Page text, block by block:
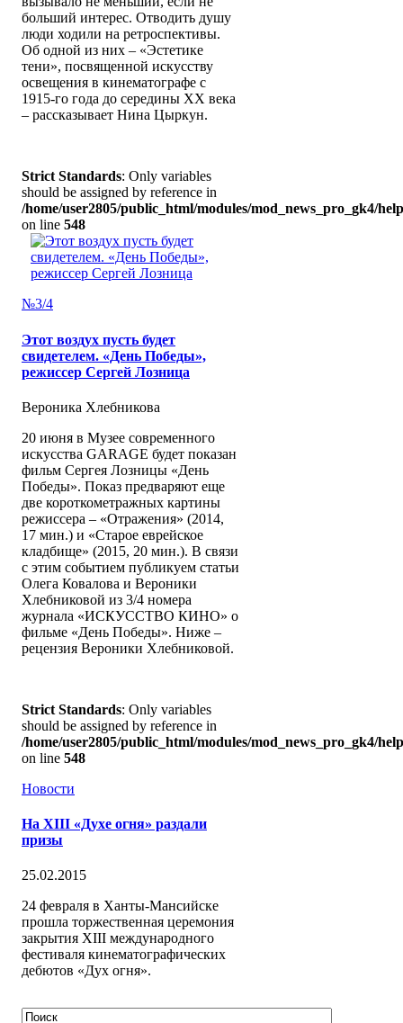
больший интерес. Отводить душу
люди ходили на ретроспективы.
Об одной из них – «Эстетике
тени», посвященной искусству
освещения в кинематографе с
1915-го года до середины XX века
– рассказывает Нина Цыркун.
Strict Standards: Only variables
should be assigned by reference in
/home/user2805/public_html/modules/mod_news_pro_gk4/
on line 548
№3/4
Этот воздух пусть будет
свидетелем. «День Победы»,
режиссер Сергей Лозница
Вероника Хлебникова
20 июня в Музее современного
искусства GARAGE будет показан
фильм Сергея Лозницы «День
Победы». Показ предваряют еще
две короткометражных картины
режиссера – «Отражения» (2014,
17 мин.) и «Старое еврейское
кладбище» (2015, 20 мин.). В связи
с этим событием публикуем статьи
Олега Ковалова и Вероники
Хлебниковой из 3/4 номера
журнала «ИСКУССТВО КИНО» о
фильме «День Победы». Ниже –
рецензия Вероники Хлебниковой.
Strict Standards: Only variables
should be assigned by reference in
/home/user2805/public_html/modules/mod_news_pro_gk4/
on line 548
Новости
На XIII «Духе огня» раздали
призы
25.02.2015
24 февраля в Ханты-Мансийске
прошла торжественная церемония
закрытия XIII международного
фестиваля кинематографических
дебютов «Дух огня».